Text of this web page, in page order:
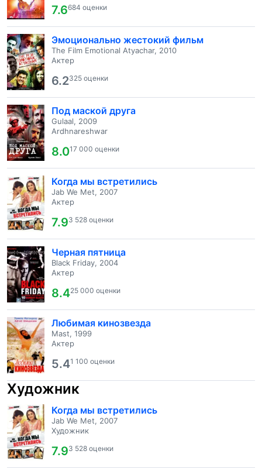
7.6684 оценки
Эмоционально жестокий фильм
The Film Emotional Atyachar, 2010
Актер
6.2325 оценки
Под маской друга
Gulaal, 2009
Ardhnareshwar
8.017 000 оценки
Когда мы встретились
Jab We Met, 2007
Актер
7.93 528 оценки
Черная пятница
Black Friday, 2004
Актер
8.425 000 оценки
Любимая кинозвезда
Mast, 1999
Актер
5.41 100 оценки
Художник
Когда мы встретились
Jab We Met, 2007
Художник
7.93 528 оценки